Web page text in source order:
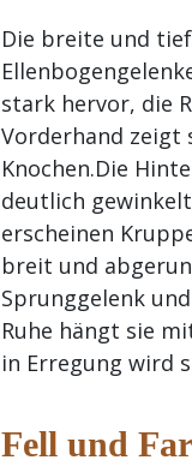
Die breite und
stark hervor, die
Vorderhand zeigt
Knochen.Die
deutlich
erscheinen
breit und
Sprunggelenk
Ruhe hängt sie
in Erregung wird
Fell und